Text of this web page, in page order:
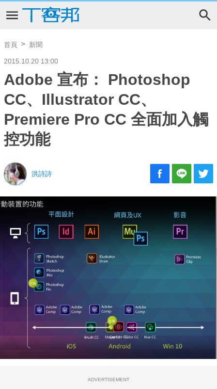
首頁 新聞
2015.10.20 13:00
Adobe 宣布： Photoshop
CC、Illustrator CC、
Premiere Pro CC 全面加入觸
控功能
洪詩詩
ADVERTISEMENT